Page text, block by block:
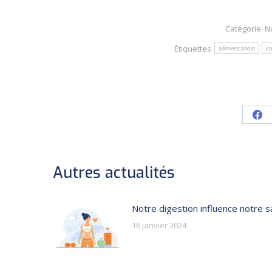
Catégorie
Étiquettes
alimentation
Autres actualités
Notre digestion influence notre
16 janvier 2024